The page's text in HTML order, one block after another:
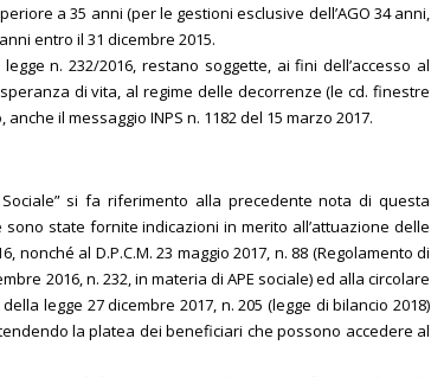
a 35 anni (per le gestioni esclusive dell’AGO 34 anni,
entro il 31 dicembre 2015.
n. 232/2016, restano soggette, ai fini dell’accesso al
di vita, al regime delle decorrenze (le cd. finestre
il messaggio INPS n. 1182 del 15 marzo 2017.
Sociale” si fa riferimento alla precedente nota di questa
state fornite indicazioni in merito all’attuazione delle
nonché al D.P.C.M. 23 maggio 2017, n. 88 (Regolamento di
2016, n. 232, in materia di APE sociale) ed alla circolare
legge 27 dicembre 2017, n. 205 (legge di bilancio 2018)
la platea dei beneficiari che possono accedere al